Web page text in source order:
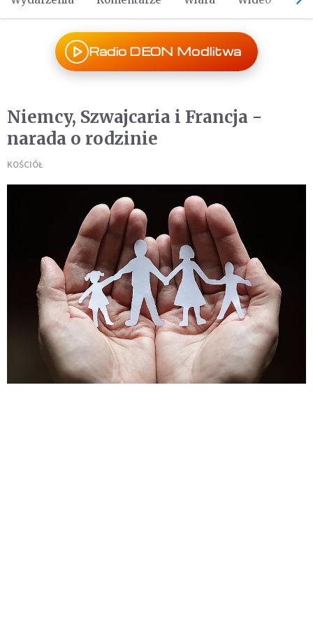
Radio DEON Modlitwa
Niemcy, Szwajcaria i Francja -
narada o rodzinie
KOŚCIÓŁ